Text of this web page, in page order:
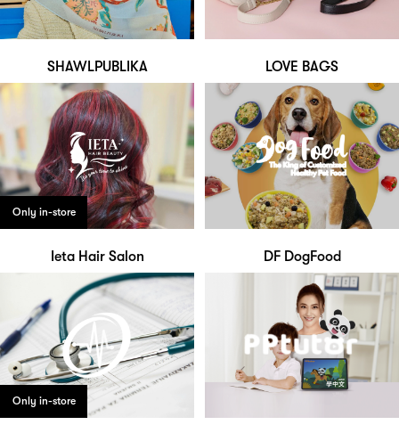
SHAWLPUBLIKA LOVE BAGS
Only in-store
Ieta Hair Salon DF DogFood
Only in-store